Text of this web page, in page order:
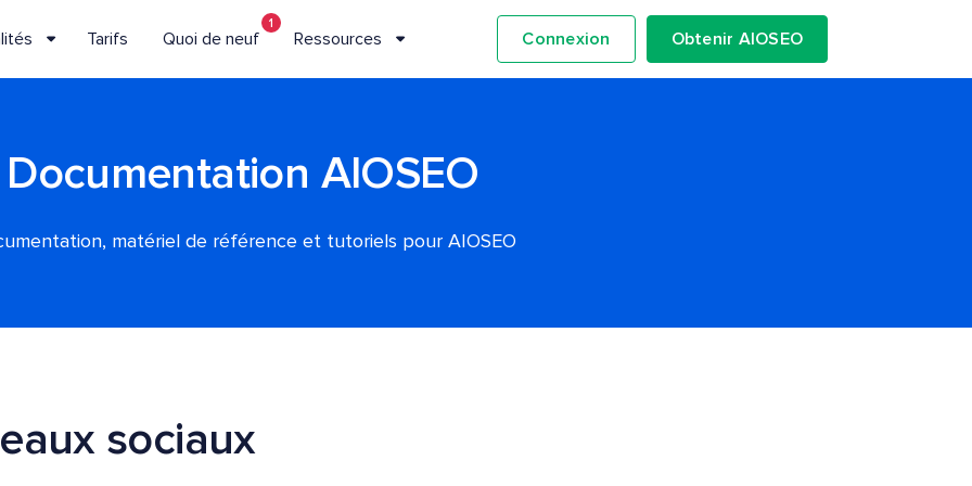
Tarifs Quoi de neuf
1
Ressources Connexion Obtenir AIOSEO
Documentation AIOSEO
matériel de référence et tutoriels pour AIOSEO
sociaux